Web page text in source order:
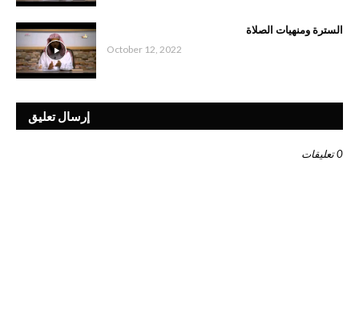
السترة ومنهيات الصلاة
October 12, 2022
إرسال تعليق
0 تعليقات